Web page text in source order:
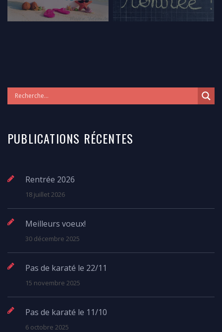
PUBLICATIONS RÉCENTES
Rentrée 2026
18 juillet 2026
Meilleurs voeux!
30 décembre 2025
Pas de karaté le 22/11
15 novembre 2025
Pas de karaté le 11/10
6 octobre 2025